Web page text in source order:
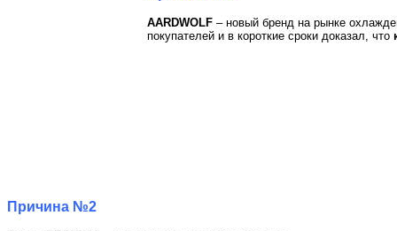
AARDWOLF – новый бренд на рынке
покупателей и в короткие сроки доказал, что
Причина №2